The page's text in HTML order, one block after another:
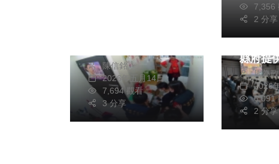
7,356
2 分享
陳信銘
2026年五月14日
7,694 觀看
3 分享
「彰化
對策演
縣府提
周為政
2026
6,091
2 分享